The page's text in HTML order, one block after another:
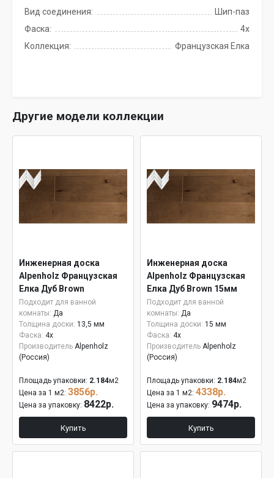
Вид соединения:
Шип-паз
Фаска:
4x
Коллекция:
Французская Елка
Другие модели коллекции
Инженерная доска
Alpenholz Французская
Елка Дуб Brown
Подходит для ванной
комнаты: Да
Толщина доски: 13,5 мм
Фаска: 4x
Производитель Alpenholz
(Россия)
Площадь упаковки: 2.184м2
Цена за 1 м2: 3856р.
Цена за упаковку: 8422р.
Купить
Инженерная доска
Alpenholz Французская
Елка Дуб Brown 15мм
Подходит для ванной
комнаты: Да
Толщина доски: 15 мм
Фаска: 4x
Производитель Alpenholz
(Россия)
Площадь упаковки: 2.184м2
Цена за 1 м2: 4338р.
Цена за упаковку: 9474р.
Купить